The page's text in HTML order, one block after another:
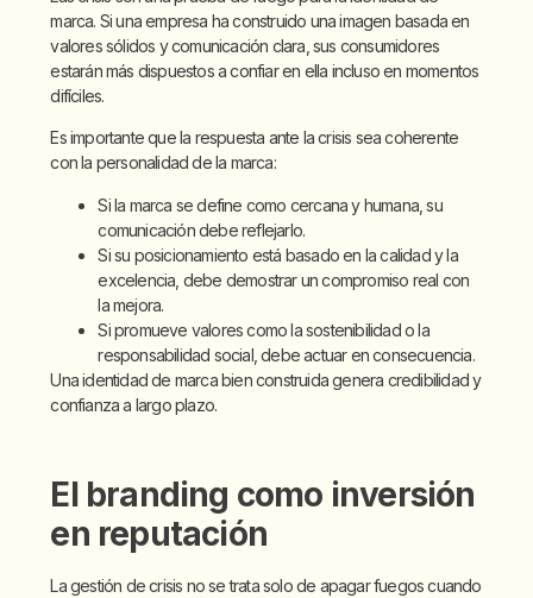
marca. Si una empresa ha construido una imagen basada en
valores sólidos y comunicación clara, sus consumidores
estarán más dispuestos a confiar en ella incluso en momentos
difíciles.
Es importante que la respuesta ante la crisis sea coherente
con la personalidad de la marca:
Si la marca se define como cercana y humana, su
comunicación debe reflejarlo.
Si su posicionamiento está basado en la calidad y la
excelencia, debe demostrar un compromiso real con
la mejora.
Si promueve valores como la sostenibilidad o la
responsabilidad social, debe actuar en consecuencia.
Una identidad de marca bien construida genera credibilidad y
confianza a largo plazo.
El branding como inversión
en reputación
La gestión de crisis no se trata solo de apagar fuegos cuando